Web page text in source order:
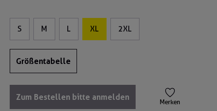
S M L XL 2XL
Größentabelle
Zum Bestellen bitte anmelden Merken